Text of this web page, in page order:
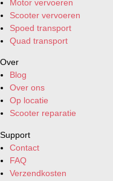
Motor vervoeren
Scooter vervoeren
Spoed transport
Quad transport
Over
Blog
Over ons
Op locatie
Scooter reparatie
Support
Contact
FAQ
Verzendkosten